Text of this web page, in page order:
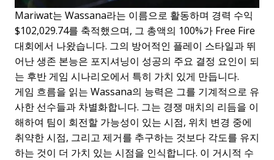
Mariwat는 Wassana라는 이름으로 활동하며 경력 수익
$102,029.74를 축적했으며, 그 총액의 100%가 Free Fire
대회에서 나왔습니다. 그의 방어적인 플레이 스타일과 뛰
어난 생존 본능은 포지셔닝이 성공의 주요 결정 요인이 되
는 후반 게임 시나리오에서 특히 가치 있게 만듭니다.
게임 흐름을 읽는 Wassana의 능력은 그를 기계적으로 유
사한 선수들과 차별화합니다. 그는 경쟁 매치의 리듬을 이
해하여 팀이 회전할 가능성이 있는 시점, 위치 변경 중에
취약한 시점, 그리고 제거를 추구하는 것보다 각도를 유지
하는 것이 더 가치 있는 시점을 인식합니다. 이 거시적 수